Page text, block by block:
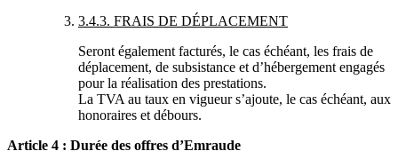
3.4.3. FRAIS DE DÉPLACEMENT
Seront également facturés, le cas échéant, les frais de
déplacement, de subsistance et d’hébergement engagés
pour la réalisation des prestations.
La TVA au taux en vigueur s’ajoute, le cas échéant, aux
honoraires et débours.
Article 4 : Durée des offres d’Emraude